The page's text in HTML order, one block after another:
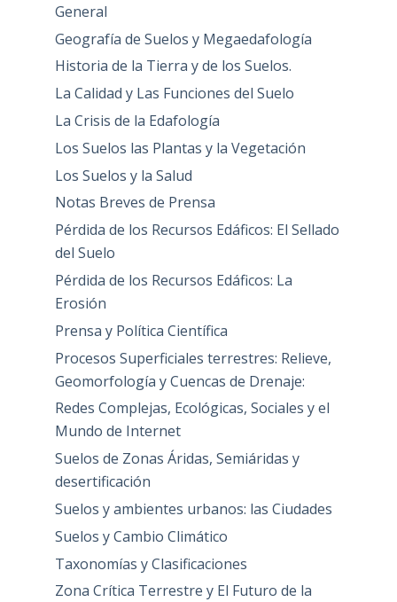
General
Geografía de Suelos y Megaedafología
Historia de la Tierra y de los Suelos.
La Calidad y Las Funciones del Suelo
La Crisis de la Edafología
Los Suelos las Plantas y la Vegetación
Los Suelos y la Salud
Notas Breves de Prensa
Pérdida de los Recursos Edáficos: El Sellado
del Suelo
Pérdida de los Recursos Edáficos: La
Erosión
Prensa y Política Científica
Procesos Superficiales terrestres: Relieve,
Geomorfología y Cuencas de Drenaje:
Redes Complejas, Ecológicas, Sociales y el
Mundo de Internet
Suelos de Zonas Áridas, Semiáridas y
desertificación
Suelos y ambientes urbanos: las Ciudades
Suelos y Cambio Climático
Taxonomías y Clasificaciones
Zona Crítica Terrestre y El Futuro de la